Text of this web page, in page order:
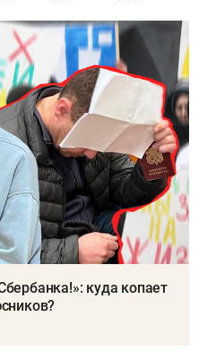
сохраняются и в
2025-го уже
дел. По ним на
куда копает